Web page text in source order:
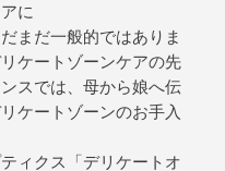
に
まだ一般的ではありま
ケートゾーンケアの先
スでは、母から娘へ伝
ケートゾーンのお手入
ィクス「デリケートオ